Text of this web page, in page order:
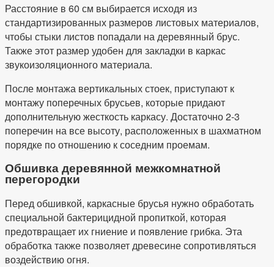
Расстояние в 60 см выбирается исходя из
стандартизированных размеров листовых материалов,
чтобы стыки листов попадали на деревянный брус.
Также этот размер удобен для закладки в каркас
звукоизоляционного материала.
После монтажа вертикальных стоек, приступают к
монтажу поперечных брусьев, которые придают
дополнительную жесткость каркасу. Достаточно 2-3
поперечин на все высоту, расположенных в шахматном
порядке по отношению к соседним проемам.
Обшивка деревянной межкомнатной
перегородки
Перед обшивкой, каркасные брусья нужно обработать
специальной бактерицидной пропиткой, которая
предотвращает их гниение и появление грибка. Эта
обработка также позволяет древесине сопротивляться
воздействию огня.